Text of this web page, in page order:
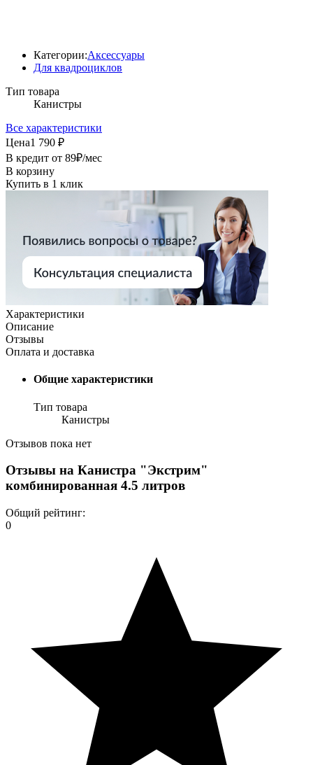
Категории:Аксессуары
Для квадроциклов
Тип товара
Канистры
Все характеристики
Цена1 790 ₽
В кредит от 89₽/мес
В корзину
Купить в 1 клик
Характеристики
Описание
Отзывы
Оплата и доставка
Общие характеристики
Тип товара
Канистры
Отзывов пока нет
Отзывы на Канистра "Экстрим"
комбинированная 4.5 литров
Общий рейтинг:
0